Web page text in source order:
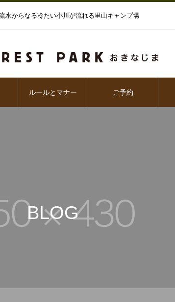
水からなる冷たい小川が流れる里山キャンプ場
ルールとマナー ご予約
BLOG